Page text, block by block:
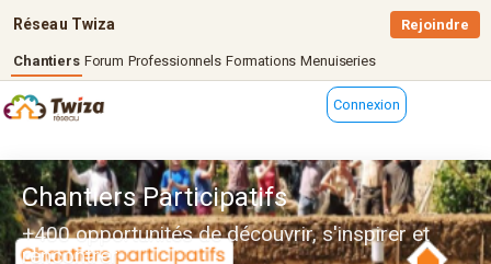
Réseau Twiza
Chantiers Forum Professionnels Formations Menuiseries
Rejoindre
Connexion
Chantiers Participatifs
+400 opportunités de découvrir, s'inspirer et
rencontrer